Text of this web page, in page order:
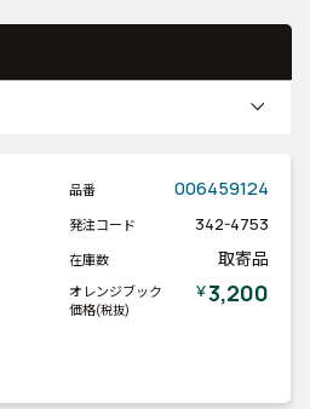
品番 006459124
発注コード 342-4753
在庫数 取寄品
オレンジブック
価格(税抜)
￥3,200